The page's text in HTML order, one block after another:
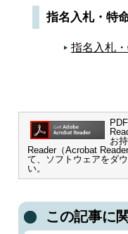
指名入札・特
指名入札
お
Reader（Acrobat
て、ソフトウェアをダ
い。
この記事に